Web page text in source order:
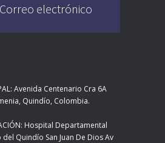
Correo electrónico
Avenida Centenario Cra 6A
Quindío, Colombia.
Hospital Departamental
Quindío San Juan De Dios Av